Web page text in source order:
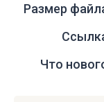
Размер
Что